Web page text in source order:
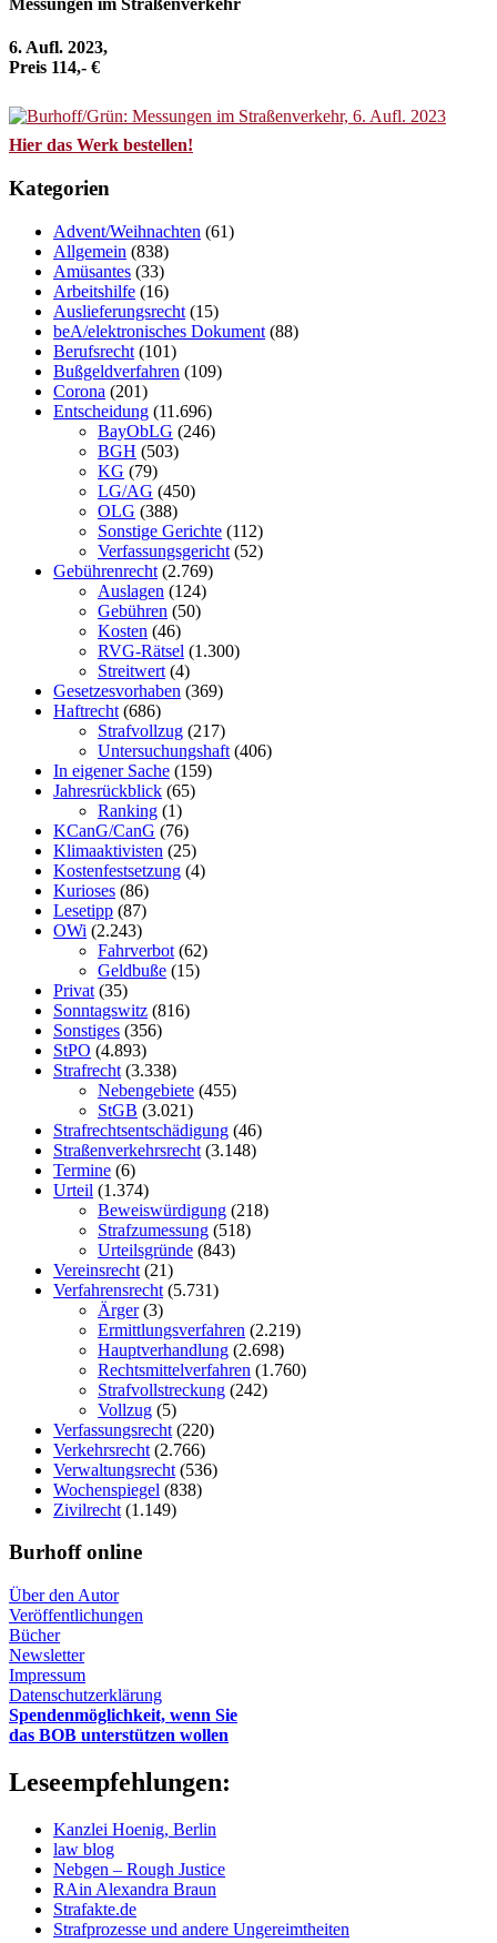
Messungen im Straßenverkehr
6. Aufl. 2023,
Preis 114,- €
Hier das Werk bestellen!
Kategorien
Advent/Weihnachten (61)
Allgemein (838)
Amüsantes (33)
Arbeitshilfe (16)
Auslieferungsrecht (15)
beA/elektronisches Dokument (88)
Berufsrecht (101)
Bußgeldverfahren (109)
Corona (201)
Entscheidung (11.696)
BayObLG (246)
BGH (503)
KG (79)
LG/AG (450)
OLG (388)
Sonstige Gerichte (112)
Verfassungsgericht (52)
Gebührenrecht (2.769)
Auslagen (124)
Gebühren (50)
Kosten (46)
RVG-Rätsel (1.300)
Streitwert (4)
Gesetzesvorhaben (369)
Haftrecht (686)
Strafvollzug (217)
Untersuchungshaft (406)
In eigener Sache (159)
Jahresrückblick (65)
Ranking (1)
KCanG/CanG (76)
Klimaaktivisten (25)
Kostenfestsetzung (4)
Kurioses (86)
Lesetipp (87)
OWi (2.243)
Fahrverbot (62)
Geldbuße (15)
Privat (35)
Sonntagswitz (816)
Sonstiges (356)
StPO (4.893)
Strafrecht (3.338)
Nebengebiete (455)
StGB (3.021)
Strafrechtsentschädigung (46)
Straßenverkehrsrecht (3.148)
Termine (6)
Urteil (1.374)
Beweiswürdigung (218)
Strafzumessung (518)
Urteilsgründe (843)
Vereinsrecht (21)
Verfahrensrecht (5.731)
Ärger(3)
Ermittlungsverfahren (2.219)
Hauptverhandlung (2.698)
Rechtsmittelverfahren (1.760)
Strafvollstreckung (242)
Vollzug (5)
Verfassungsrecht (220)
Verkehrsrecht (2.766)
Verwaltungsrecht (536)
Wochenspiegel (838)
Zivilrecht (1.149)
Burhoff online
Über den Autor
Veröffentlichungen
Bücher
Newsletter
Impressum
Datenschutzerklärung
Spendenmöglichkeit, wenn Sie
das BOB unterstützen wollen
Leseempfehlungen:
Kanzlei Hoenig, Berlin
law blog
Nebgen – Rough Justice
RAin Alexandra Braun
Strafakte.de
Strafprozesse und andere Ungereimtheiten